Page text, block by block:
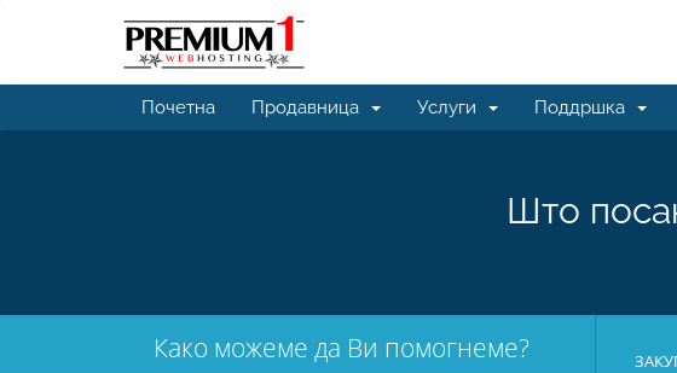
Почетна Продавница Услуги Поддршка
Што
Како можеме да Ви помогнеме?